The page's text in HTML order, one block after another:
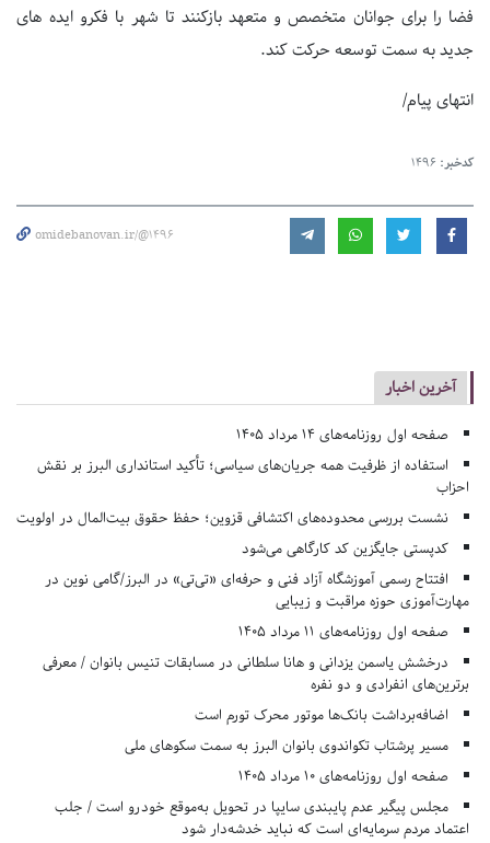
فضا را برای جوانان متخصص و متعهد بازکنند تا شهر با فکرو ایده های
جدید به سمت توسعه حرکت کند.
انتهای پیام/
کدخبر: 1496
omidebanovan.ir/@1496
آخرین اخبار
صفحه اول روزنامه‌های 14 مرداد 1405
استفاده از ظرفیت همه جریان‌های سیاسی؛ تأکید استانداری البرز بر نقش
احزاب
نشست بررسی محدوده‌های اکتشافی قزوین؛ حفظ حقوق بیت‌المال در اولویت
کدپستی جایگزین کد کارگاهی می‌شود
افتتاح رسمی آموزشگاه آزاد فنی و حرفه‌ای «تی‌تی» در البرز/گامی نوین در
مهارت‌آموزی حوزه مراقبت و زیبایی
صفحه اول روزنامه‌های 11 مرداد 1405
درخشش یاسمن یزدانی و هانا سلطانی در مسابقات تنیس بانوان / معرفی
برترین‌های انفرادی و دو نفره
اضافه‌برداشت بانک‌ها موتور محرک تورم است
مسیر پرشتاب تکواندوی بانوان البرز به سمت سکوهای ملی
صفحه اول روزنامه‌های 10 مرداد 1405
مجلس پیگیر عدم پایبندی سایپا در تحویل به‌موقع خودرو است / جلب
اعتماد مردم سرمایه‌ای است که نباید خدشه‌دار شود